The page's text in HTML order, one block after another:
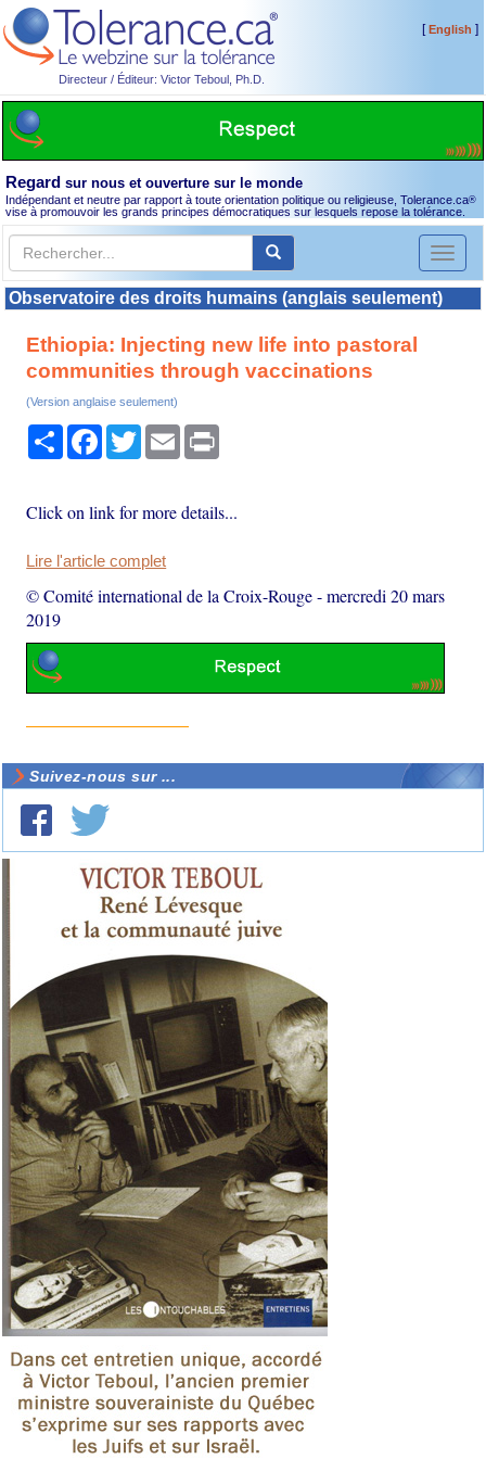
Directeur / Éditeur: Victor Teboul, Ph.D.
[English ]
Regard sur nous et ouverture sur le monde
Indépendant et neutre par rapport à toute orientation politique ou religieuse, Tolerance.ca®
vise à promouvoir les grands principes démocratiques sur lesquels repose la tolérance.
Toggle
Observatoire des droits humains (anglais seulement)
Ethiopia: Injecting new life into pastoral
communities through vaccinations
(Version anglaise seulement)
PartagerFacebook
TwitterEmail
Click on link for more details...
Lire l'article complet
© Comité international de la Croix-Rouge-mercredi 20 mars
2019
Suivez-nous sur ...